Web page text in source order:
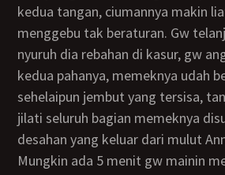
kedua tangan, ciumannya makin
menggebu tak beraturan. Gw
nyuruh dia rebahan di kasur, gw
kedua pahanya, memeknya udah
sehelaipun jembut yang tersisa,
jilati seluruh bagian memeknya
desahan yang keluar dari mulut
Mungkin ada 5 menit gw mainin memek Anne pake